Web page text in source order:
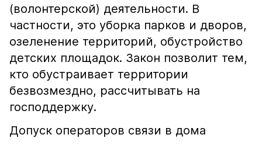
(волонтерской) деятельности. В
частности, это уборка парков и дворов,
озеленение территорий, обустройство
детских площадок. Закон позволит тем,
кто обустраивает территории
безвозмездно, рассчитывать на
господдержку.
Допуск операторов связи в дома